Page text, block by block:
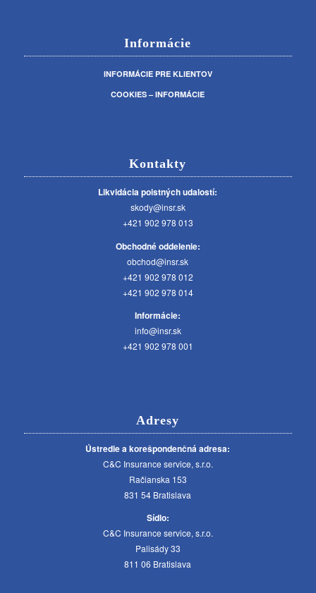
Informácie
INFORMÁCIE PRE KLIENTOV
COOKIES – INFORMÁCIE
Kontakty
Likvidácia poistných udalostí:
skody@insr.sk
+421 902 978 013
Obchodné oddelenie:
obchod@insr.sk
+421 902 978 012
+421 902 978 014
Informácie:
info@insr.sk
+421 902 978 001
Adresy
Ústredie a korešpondenčná adresa:
C&C Insurance service, s.r.o.
Račianska 153
831 54 Bratislava
Sídlo:
C&C Insurance service, s.r.o.
Palisády 33
811 06 Bratislava